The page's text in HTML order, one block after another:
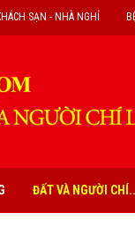
SẠN - NHÀ NGHỈ
ĐẤT VÀ NGƯỜI